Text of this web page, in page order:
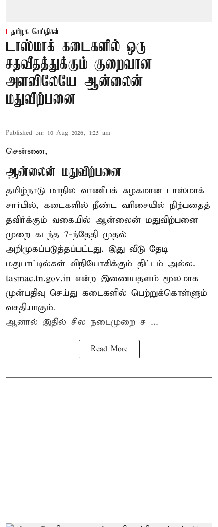
தமிழக செய்திகள்
டாஸ்மாக் கடைகளில் ஒரு
சதவீதத்துக்கும் குறைவான
அளவிலேயே ஆன்லைன்
மதுவிற்பனை
Published on: 10 Aug 2026, 1:25 am
சென்னை,
ஆன்லைன் மதுவிற்பனை
தமிழ்நாடு மாநில வாணிபக் கழகமான டாஸ்மாக்
சார்பில், கடைகளில் நீண்ட வரிசையில் நிற்பதைத்
தவிர்க்கும் வகையில் ஆன்லைன் மதுவிற்பனை
முறை கடந்த 7-ந்தேதி முதல்
அறிமுகப்படுத்தப்பட்டது. இது வீடு தேடி
மதுபாட்டில்கள் விநியோகிக்கும் திட்டம் அல்ல.
tasmac.tn.gov.in என்ற இணையதளம் மூலமாக
முன்பதிவு செய்து கடைகளில் பெற்றுக்கொள்ளும்
வசதியாகும்.
ஆனால் இதில் சில நடைமுறை ச ...
Read More